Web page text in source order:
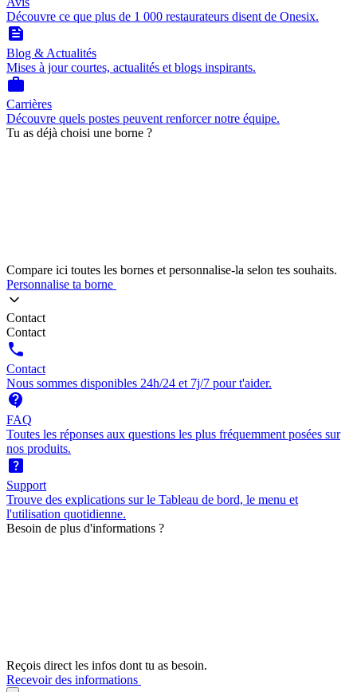
Découvre ce que plus de 1 000 restaurateurs disent de Onesix.
feed
Blog & Actualités
Mises à jour courtes, actualités et blogs inspirants.
work
Carrières
Découvre quels postes peuvent renforcer notre équipe.
Tu as déjà choisi une borne ?
Compare ici toutes les bornes et personnalise-la selon tes souhaits.
Personnalise ta borne
Contact
Contact
call
Contact
Nous sommes disponibles 24h/24 et 7j/7 pour t'aider.
contact_support
FAQ
Toutes les réponses aux questions les plus fréquemment posées sur
nos produits.
help_center
Support
Trouve des explications sur le Tableau de bord, le menu et
l'utilisation quotidienne.
Besoin de plus d'informations ?
Reçois direct les infos dont tu as besoin.
Recevoir des informations